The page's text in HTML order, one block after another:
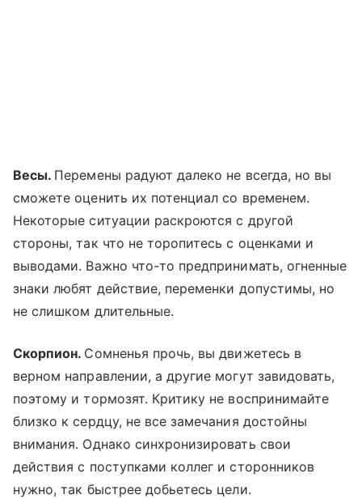
Весы. Перемены радуют далеко не всегда, но вы
сможете оценить их потенциал со временем.
Некоторые ситуации раскроются с другой
стороны, так что не торопитесь с оценками и
выводами. Важно что-то предпринимать, огненные
знаки любят действие, переменки допустимы, но
не слишком длительные.
Скорпион. Сомненья прочь, вы движетесь в
верном направлении, а другие могут завидовать,
поэтому и тормозят. Критику не воспринимайте
близко к сердцу, не все замечания достойны
внимания. Однако синхронизировать свои
действия с поступками коллег и сторонников
нужно, так быстрее добьетесь цели.